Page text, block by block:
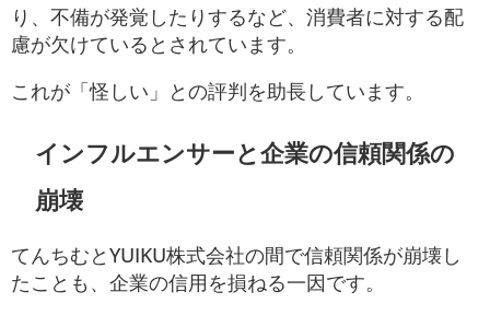
り、不備が発覚したりするなど、消費者に対する配
慮が欠けているとされています。
これが「怪しい」との評判を助長しています。
インフルエンサーと企業の信頼関係の
崩壊
てんちむとYUIKU株式会社の間で信頼関係が崩壊し
たことも、企業の信用を損ねる一因です。